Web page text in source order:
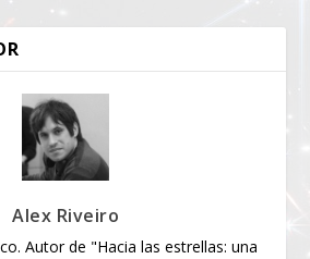
Alex Riveiro
Autor de "Hacia las estrellas: una